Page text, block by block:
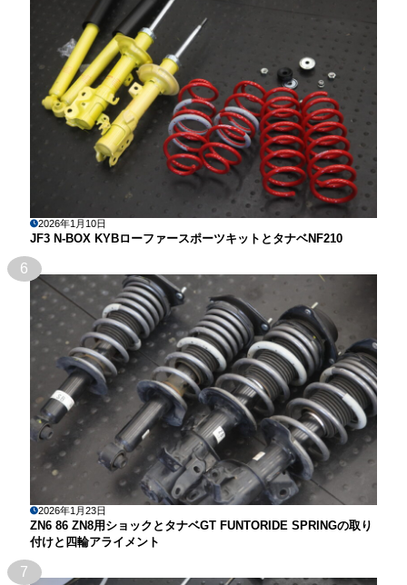
2026年1月10日
JF3 N-BOX KYBローファースポーツキットとタナベNF210
6
2026年1月23日
ZN6 86 ZN8用ショックとタナベGT FUNTORIDE SPRINGの取り
付けと四輪アライメント
7